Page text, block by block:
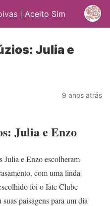
| Aceito Sim
Julia e
9 anos atrás
Julia e Enzo
Julia e Enzo escolheram
com uma linda
foi o Iate Clube
paisagens para um dia